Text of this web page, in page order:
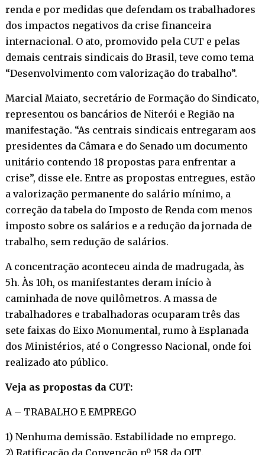
renda e por medidas que defendam os trabalhadores
dos impactos negativos da crise financeira
internacional. O ato, promovido pela CUT e pelas
demais centrais sindicais do Brasil, teve como tema
“Desenvolvimento com valorização do trabalho”.
Marcial Maiato, secretário de Formação do Sindicato,
representou os bancários de Niterói e Região na
manifestação. “As centrais sindicais entregaram aos
presidentes da Câmara e do Senado um documento
unitário contendo 18 propostas para enfrentar a
crise”, disse ele. Entre as propostas entregues, estão
a valorização permanente do salário mínimo, a
correção da tabela do Imposto de Renda com menos
imposto sobre os salários e a redução da jornada de
trabalho, sem redução de salários.
A concentração aconteceu ainda de madrugada, às
5h. Às 10h, os manifestantes deram início à
caminhada de nove quilômetros. A massa de
trabalhadores e trabalhadoras ocuparam três das
sete faixas do Eixo Monumental, rumo à Esplanada
dos Ministérios, até o Congresso Nacional, onde foi
realizado ato público.
Veja as propostas da CUT:
A – TRABALHO E EMPREGO
1) Nenhuma demissão. Estabilidade no emprego.
2) Ratificação da Convenção nº 158 da OIT.